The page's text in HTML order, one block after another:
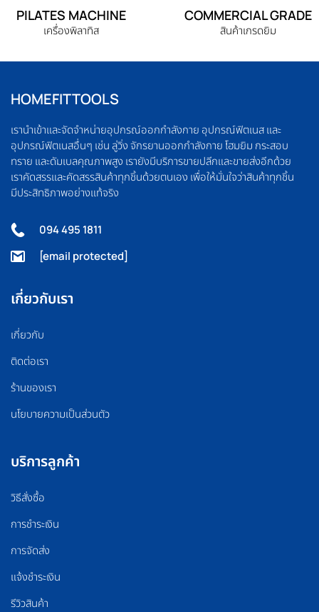
PILATES MACHINE
เครื่องพิลาทิส
COMMERCIAL GRADE
สินค้าเกรดยิม
HOMEFITTOOLS
เรานำเข้าและจัดจำหน่ายอุปกรณ์ออกกำลังกาย อุปกรณ์ฟิตเนส และ
อุปกรณ์ฟิตเนสอื่นๆ เช่น ลู่วิ่ง จักรยานออกกำลังกาย โฮมยิม กระสอบ
ทราย และดัมเบลคุณภาพสูง เรายังมีบริการขายปลีกและขายส่งอีกด้วย
เราคัดสรรและคัดสรรสินค้าทุกชิ้นด้วยตนเอง เพื่อให้มั่นใจว่าสินค้าทุกชิ้น
มีประสิทธิภาพอย่างแท้จริง
094 495 1811
[email protected]
เกี่ยวกับเรา
เกี่ยวกับ
ติดต่อเรา
ร้านของเรา
นโยบายความเป็นส่วนตัว
บริการลูกค้า
วิธีสั่งซื้อ
การชำระเงิน
การจัดส่ง
แจ้งชำระเงิน
รีวิวสินค้า